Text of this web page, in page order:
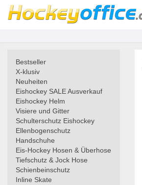
Bestseller
X-klusiv
Neuheiten
Eishockey SALE Ausverkauf
Eishockey Helm
Visiere und Gitter
Schulterschutz Eishockey
Ellenbogenschutz
Handschuhe
Eis-Hockey Hosen & Überhose
Tiefschutz & Jock Hose
Schienbeinschutz
Inline Skate